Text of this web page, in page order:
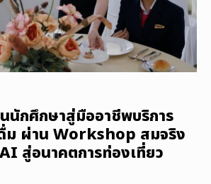
นักศึกษาสู่มืออาชีพบริการ
ม ผ่าน Workshop สมจริง
สู่อนาคตการท่องเที่ยว